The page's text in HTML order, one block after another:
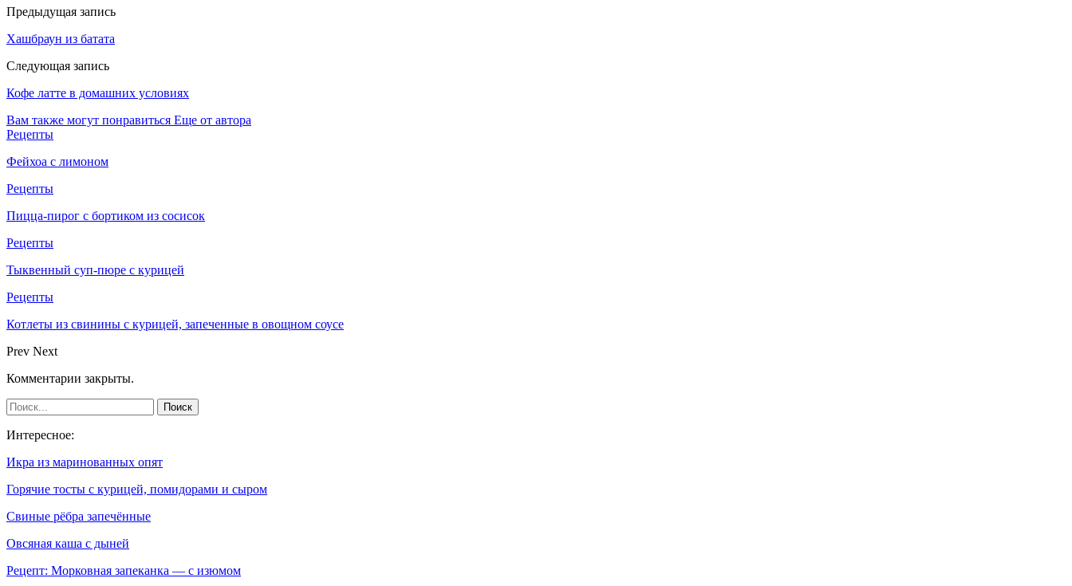
Предыдущая запись
Хашбраун из батата
Следующая запись
Кофе латте в домашних условиях
Вам также могут понравиться Еще от автора
Рецепты
Фейхоа с лимоном
Рецепты
Пицца-пирог с бортиком из сосисок
Рецепты
Тыквенный суп-пюре с курицей
Рецепты
Котлеты из свинины с курицей, запеченные в овощном соусе
Prev Next
Комментарии закрыты.
Интересное:
Икра из маринованных опят
Горячие тосты с курицей, помидорами и сыром
Cвиные рёбра запечённые
Овсяная каша с дыней
Рецепт: Морковная запеканка — с изюмом